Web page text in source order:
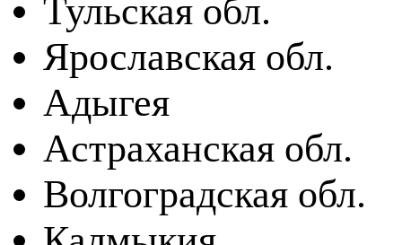
Тульская обл.
Ярославская обл.
Адыгея
Астраханская обл.
Волгоградская обл.